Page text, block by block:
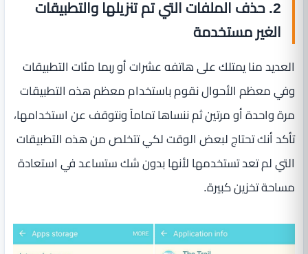
2. حذف الملفات التي تم تنزيلها والتطبيقات
الغير مستخدمة
العديد منا يمتلك على هاتفه عشرات أو ربما مئات التطبيقات
وفي معظم الأحوال نقوم باستخدام معظم هذه التطبيقات
مرة واحدة أو مرتين ثم ننساها تماماً ونتوقف عن استخدامها،
تأكد أنك تحتاج لبعض الوقت لكي تتخلص من هذه التطبيقات
التي لم تعد تستخدمها لأنها بدون شك ستساعد في استعادة
مساحة تخزين كبيرة.